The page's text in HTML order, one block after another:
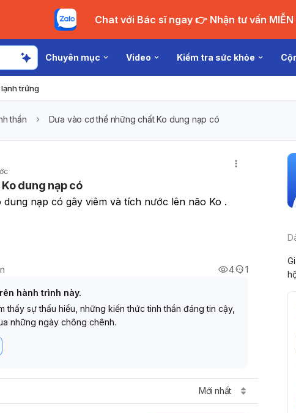
Chat với Bác sĩ ngay 👉 Nhận tư vấn
Chuyên mục Video Kiểm tra sức khỏe
trứng
thần Dưa vào cơ thể những chất Ko dung nạp có
dung nạp có
nạp có gây viêm và tích nước lên não Ko .
4 1
hành trình này.
thấy sự thấu hiểu, những kiến thức tinh thần đáng tin cậy,
những ngày chông chênh.
Mới nhất